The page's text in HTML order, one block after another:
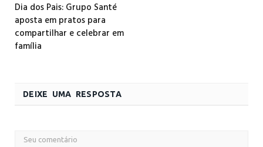
Dia dos Pais: Grupo Santé
aposta em pratos para
compartilhar e celebrar em
família
DEIXE UMA RESPOSTA